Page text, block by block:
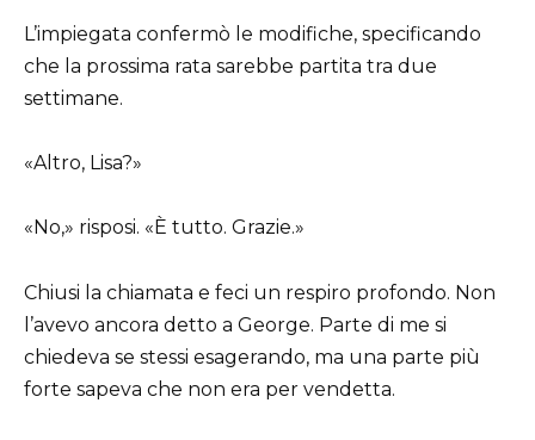
L’impiegata confermò le modifiche, specificando
che la prossima rata sarebbe partita tra due
settimane.
«Altro, Lisa?»
«No,» risposi. «È tutto. Grazie.»
Chiusi la chiamata e feci un respiro profondo. Non
l’avevo ancora detto a George. Parte di me si
chiedeva se stessi esagerando, ma una parte più
forte sapeva che non era per vendetta.